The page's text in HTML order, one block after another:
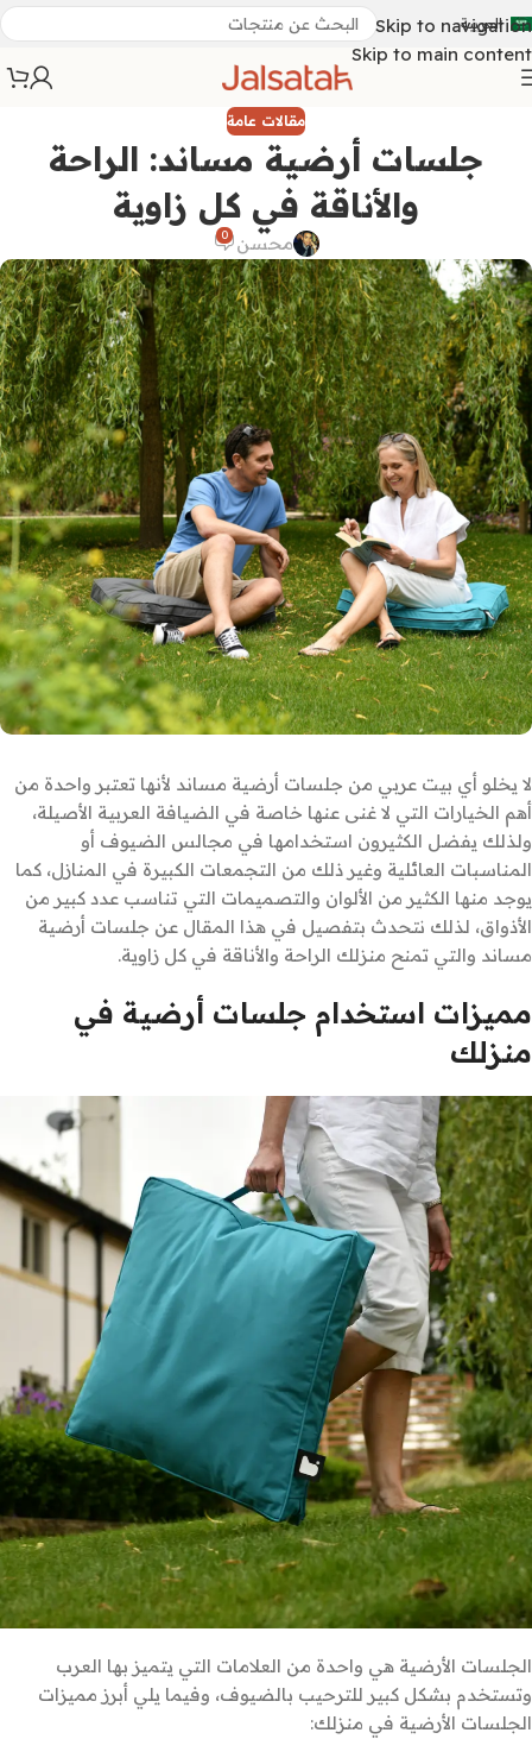
Skip to navigation
Skip to main content
العربية
مقالات عامة
جلسات أرضية مساند: الراحة
والأناقة في كل زاوية
محسن 0
لا يخلو أي بيت عربي من جلسات أرضية مساند لأنها تعتبر واحدة من
أهم الخيارات التي لا غنى عنها خاصة في الضيافة العربية الأصيلة،
ولذلك يفضل الكثيرون استخدامها في مجالس الضيوف أو
المناسبات العائلية وغير ذلك من التجمعات الكبيرة في المنازل، كما
يوجد منها الكثير من الألوان والتصميمات التي تناسب عدد كبير من
الأذواق، لذلك نتحدث بتفصيل في هذا المقال عن جلسات أرضية
مساند والتي تمنح منزلك الراحة والأناقة في كل زاوية.
مميزات استخدام جلسات أرضية في
منزلك
الجلسات الأرضية هي واحدة من العلامات التي يتميز بها العرب
وتستخدم بشكل كبير للترحيب بالضيوف، وفيما يلي أبرز مميزات
الجلسات الأرضية في منزلك: